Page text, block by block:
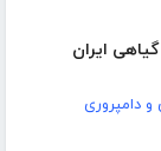
ایران
دامپروری